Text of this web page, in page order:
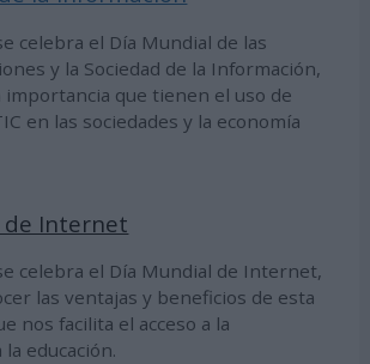
celebra el Día Mundial de las
y la Sociedad de la Información,
importancia que tienen el uso de
en las sociedades y la economía
de Internet
celebra el Día Mundial de Internet,
las ventajas y beneficios de esta
nos facilita el acceso a la
educación.